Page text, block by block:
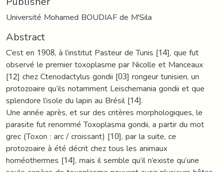
Université Mohamed BOUDIAF de M'Sila
Abstract
C’est en 1908, à l’institut Pasteur de Tunis [14], que fut
observé le premier toxoplasme par Nicolle et Manceaux
[12] chez Ctenodactylus gondii [03] rongeur tunisien, un
protozoaire qu’ils notamment Leischemania gondii et que
splendore l’isole du lapin au Brésil [14].
Une année après, et sur des critères morphologiques, le
parasite fut renommé Toxoplasma gondii, a partir du mot
grec (Toxon : arc / croissant) [10], par la suite, ce
protozoaire à été décrit chez tous les animaux
homéothermes [14], mais il semble qu’il n’existe qu’une